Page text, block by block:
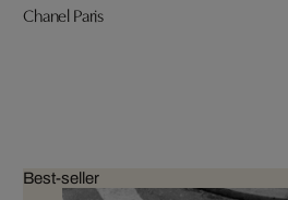
Chanel Paris
Best-seller